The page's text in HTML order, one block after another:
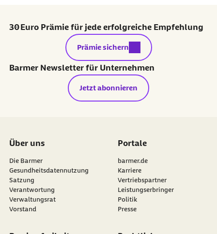
externer Link:
Prämie sichern
Barmer Newsletter für Unternehmen
Jetzt abonnieren
Die Barmer
Satzung
Verantwortung
Verwaltungsrat
Vorstand
barmer.de
Vertriebspartner
Leistungserbringer
Politik
Presse